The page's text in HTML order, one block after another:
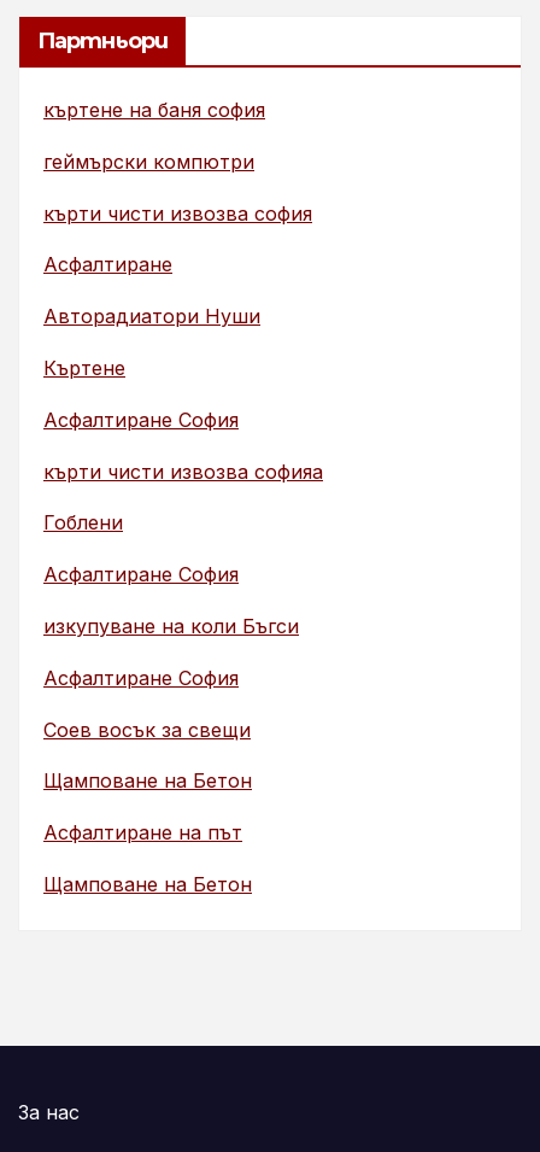
Партньори
къртене на баня софия
геймърски компютри
кърти чисти извозва софия
Асфалтиране
Авторадиатори Нуши
Къртене
Асфалтиране София
кърти чисти извозва софияа
Гоблени
Асфалтиране София
изкупуване на коли Бъгси
Асфалтиране София
Соев восък за свещи
Щамповане на Бетон
Асфалтиране на път
Щамповане на Бетон
За нас